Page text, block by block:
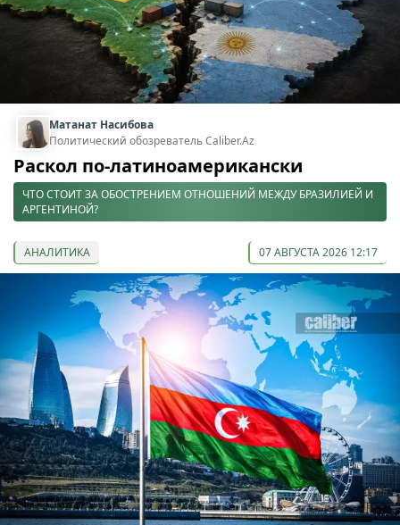
Матанат Насибова
Политический обозреватель Caliber.Az
Раскол по-латиноамерикански
ЧТО СТОИТ ЗА ОБОСТРЕНИЕМ ОТНОШЕНИЙ МЕЖДУ БРАЗИЛИЕЙ И
АРГЕНТИНОЙ?
АНАЛИТИКА 07 АВГУСТА 2026 12:17